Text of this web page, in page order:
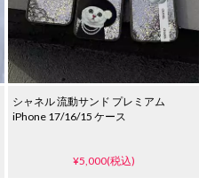
シャネル 流動サンド プレミアム
iPhone 17/16/15 ケース
¥5,000(税込)